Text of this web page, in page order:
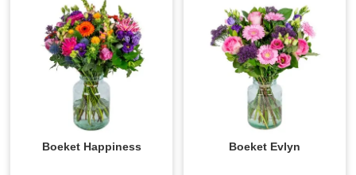
Boeket Happiness Boeket Evlyn